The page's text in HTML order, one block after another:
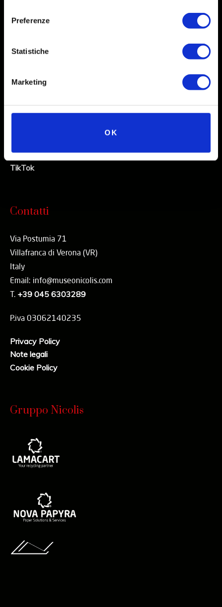
Preferenze
Statistiche
Marketing
OK
Social
X
TikTok
Contatti
Via Postumia 71
Villafranca di Verona (VR)
Italy
Email: info@museonicolis.com
T. +39 045 6303289
P.iva 03062140235
Privacy Policy
Note legali
Cookie Policy
Gruppo Nicolis